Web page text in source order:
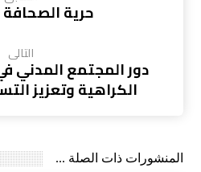
حرية الصحافة
التالى
دور المجتمع
الكراهية وتعزيز
المنشورات ذات الصلة ...